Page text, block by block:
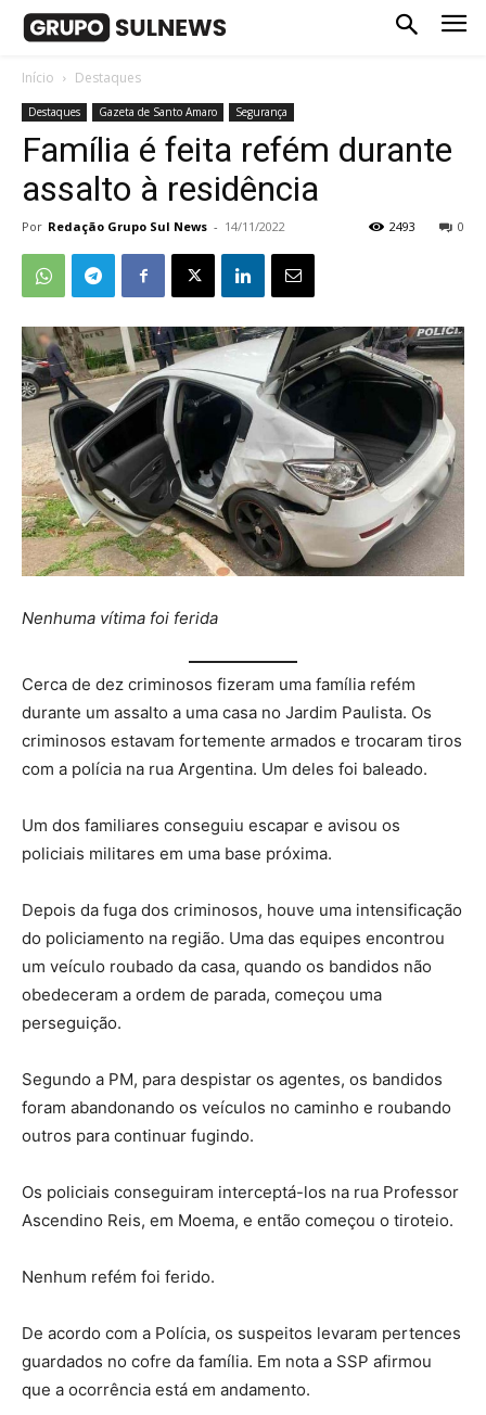
Início Destaques
Destaques Gazeta de Santo Amaro Segurança
Família é feita refém durante
assalto à residência
Por Redação Grupo Sul News - 14/11/2022 0
2493
Nenhuma vítima foi ferida
Cerca de dez criminosos fizeram uma família refém
durante um assalto a uma casa no Jardim Paulista. Os
criminosos estavam fortemente armados e trocaram tiros
com a polícia na rua Argentina. Um deles foi baleado.
Um dos familiares conseguiu escapar e avisou os
policiais militares em uma base próxima.
Depois da fuga dos criminosos, houve uma intensificação
do policiamento na região. Uma das equipes encontrou
um veículo roubado da casa, quando os bandidos não
obedeceram a ordem de parada, começou uma
perseguição.
Segundo a PM, para despistar os agentes, os bandidos
foram abandonando os veículos no caminho e roubando
outros para continuar fugindo.
Os policiais conseguiram interceptá-los na rua Professor
Ascendino Reis, em Moema, e então começou o tiroteio.
Nenhum refém foi ferido.
De acordo com a Polícia, os suspeitos levaram pertences
guardados no cofre da família. Em nota a SSP afirmou
que a ocorrência está em andamento.